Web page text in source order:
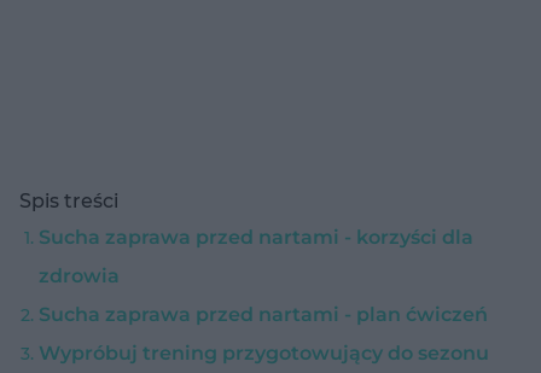
Spis treści
Sucha zaprawa przed nartami - korzyści dla
zdrowia
Sucha zaprawa przed nartami - plan ćwiczeń
Wypróbuj trening przygotowujący do sezonu